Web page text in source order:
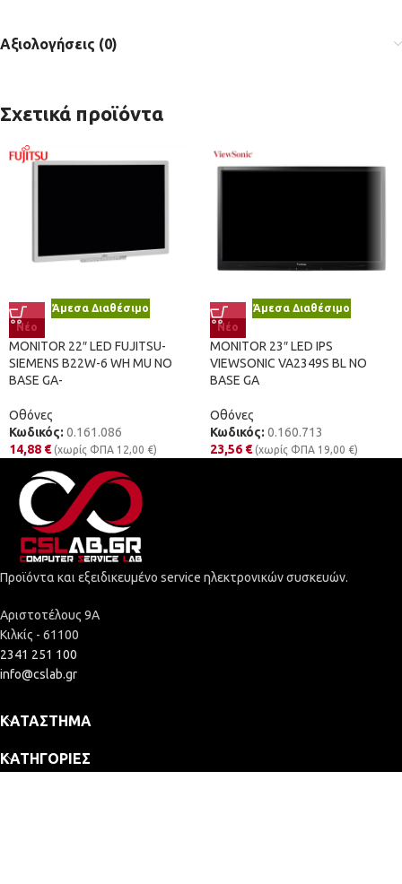
Αξιολογήσεις (0)
Σχετικά προϊόντα
Άμεσα Διαθέσιμο
Νέο
MONITOR 22″ LED FUJITSU-
SIEMENS B22W-6 WH MU NO
BASE GA-
Οθόνες
Κωδικός: 0.161.086
14,88 € (χωρίς ΦΠΑ 12,00 €)
Άμεσα Διαθέσιμο
Νέο
MONITOR 23″ LED IPS
VIEWSONIC VA2349S BL NO
BASE GA
Οθόνες
Κωδικός: 0.160.713
23,56 € (χωρίς ΦΠΑ 19,00 €)
Προϊόντα και εξειδικευμένο service ηλεκτρονικών συσκευών.
Αριστοτέλους 9Α
Κιλκίς - 61100
2341 251 100
info@cslab.gr
ΚΑΤΆΣΤΗΜΑ
ΚΑΤΗΓΟΡΊΕΣ